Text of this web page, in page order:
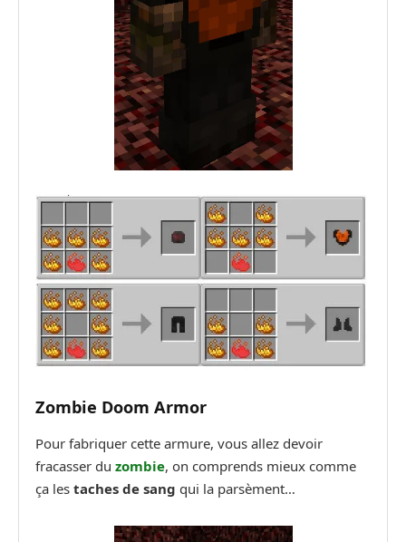
Zombie Doom Armor
Pour fabriquer cette armure, vous allez devoir
fracasser du zombie, on comprends mieux comme
ça les taches de sang qui la parsèment…